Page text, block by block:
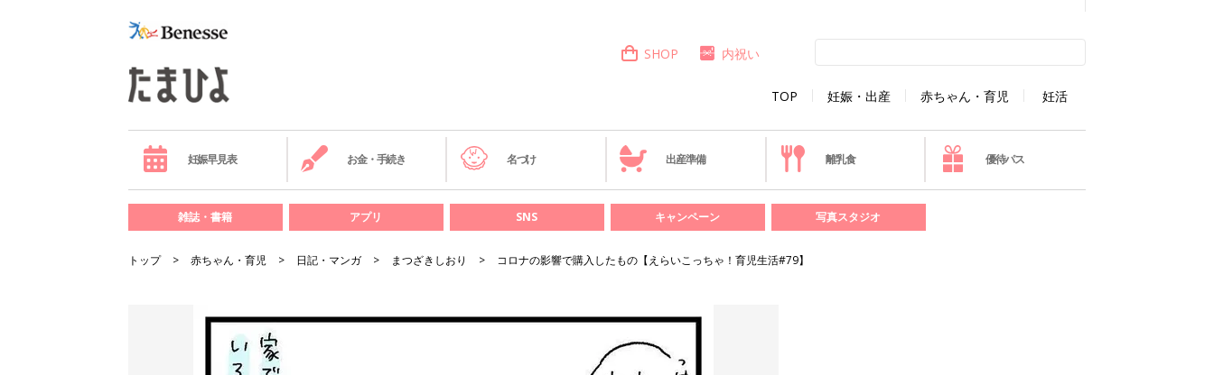
TOP 妊娠・出産 赤ちゃん・育児 妊活
SHOP 内祝い
妊娠早見表 お金・手続き 名づけ 出産準備 離乳食 優待パス
雑誌・書籍 アプリ SNS キャンペーン 写真スタジオ
トップ 赤ちゃん・育児 日記・マンガ まつざきしおり コロナの影響で購入したもの【えらいこっちゃ！育児生活#79】